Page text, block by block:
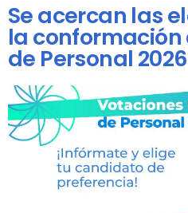
Se acercan las
la conformación
de Personal